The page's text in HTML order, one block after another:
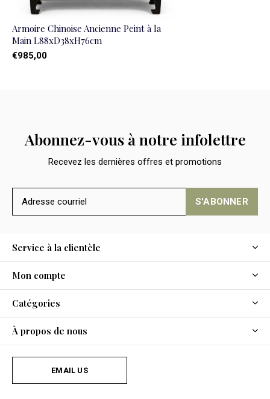
Armoire Chinoise Ancienne Peint à la
Main L88xD38xH76cm
€985,00
Abonnez-vous à notre infolettre
Recevez les dernières offres et promotions
S'ABONNER
Service à la clientèle
Mon compte
Catégories
À propos de nous
EMAIL US